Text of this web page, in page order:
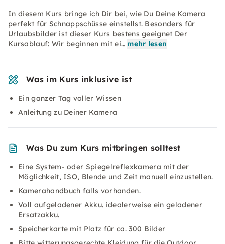
In diesem Kurs bringe ich Dir bei, wie Du Deine Kamera
perfekt für Schnappschüsse einstellst. Besonders für
Urlaubsbilder ist dieser Kurs bestens geeignet Der
Kursablauf: Wir beginnen mit ei… mehr lesen
Was im Kurs inklusive ist
Ein ganzer Tag voller Wissen
Anleitung zu Deiner Kamera
Was Du zum Kurs mitbringen solltest
Eine System- oder Spiegelreflexkamera mit der
Möglichkeit, ISO, Blende und Zeit manuell einzustellen.
Kamerahandbuch falls vorhanden.
Voll aufgeladener Akku. idealerweise ein geladener
Ersatzakku.
Speicherkarte mit Platz für ca. 300 Bilder